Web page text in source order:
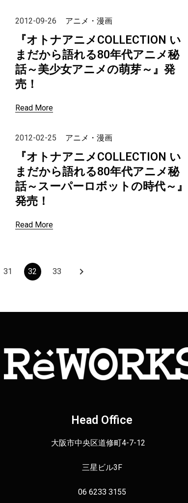
2012-09-26 アニメ・漫画
『オトナアニメCOLLECTION い
まだから語れる80年代アニメ秘
話～美少女アニメの萌芽～』発
売！
Read More
2012-02-25 アニメ・漫画
『オトナアニメCOLLECTION い
まだから語れる80年代アニメ秘
話～スーパーロボットの時代～』
発売！
Read More
31 32 33 keyboard_arrow_right
Head Office
大阪市中央区道修町4-7-12
三星ビル3F
06 6233 3155